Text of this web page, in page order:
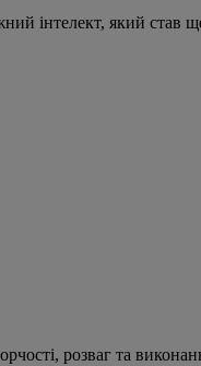
інтелект, який став
розваг та